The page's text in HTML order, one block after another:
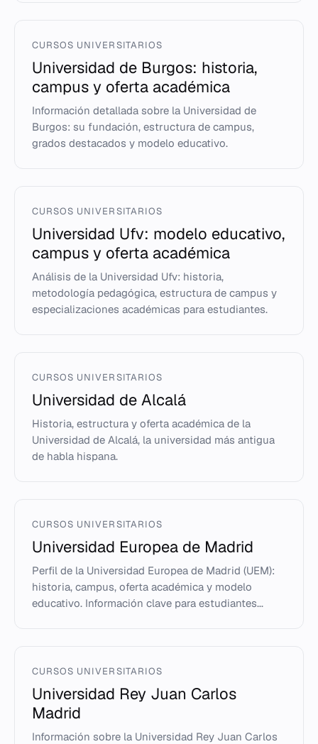
CURSOS UNIVERSITARIOS
Universidad de Burgos: historia,
campus y oferta académica
Información detallada sobre la Universidad de
Burgos: su fundación, estructura de campus,
grados destacados y modelo educativo.
CURSOS UNIVERSITARIOS
Universidad Ufv: modelo educativo,
campus y oferta académica
Análisis de la Universidad Ufv: historia,
metodología pedagógica, estructura de campus y
especializaciones académicas para estudiantes.
CURSOS UNIVERSITARIOS
Universidad de Alcalá
Historia, estructura y oferta académica de la
Universidad de Alcalá, la universidad más antigua
de habla hispana.
CURSOS UNIVERSITARIOS
Universidad Europea de Madrid
Perfil de la Universidad Europea de Madrid (UEM):
historia, campus, oferta académica y modelo
educativo. Información clave para estudiantes...
CURSOS UNIVERSITARIOS
Universidad Rey Juan Carlos
Madrid
Información sobre la Universidad Rey Juan Carlos